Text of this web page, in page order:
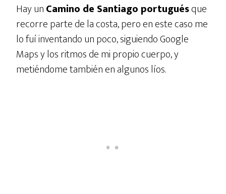
Hay unCamino de Santiago portuguésque
recorre parte de la costa, pero en este caso me
lo fuí inventando un poco, siguiendo Google
Maps y los ritmos de mi propio cuerpo, y
metiéndome también en algunos líos.